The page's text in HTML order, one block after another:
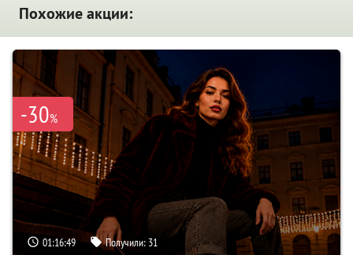
Похожие акции:
-30%
01:16:48 Получили: 31